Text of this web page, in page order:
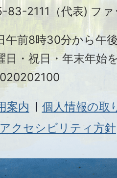
83-2111（代表) フ
前8時30分から午
日・祝日・年末年始
案内
個人情報の取
クセシビリティ方針